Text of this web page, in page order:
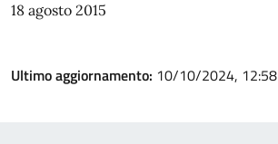
18 agosto 2015
Ultimo aggiornamento: 10/10/2024, 12:58